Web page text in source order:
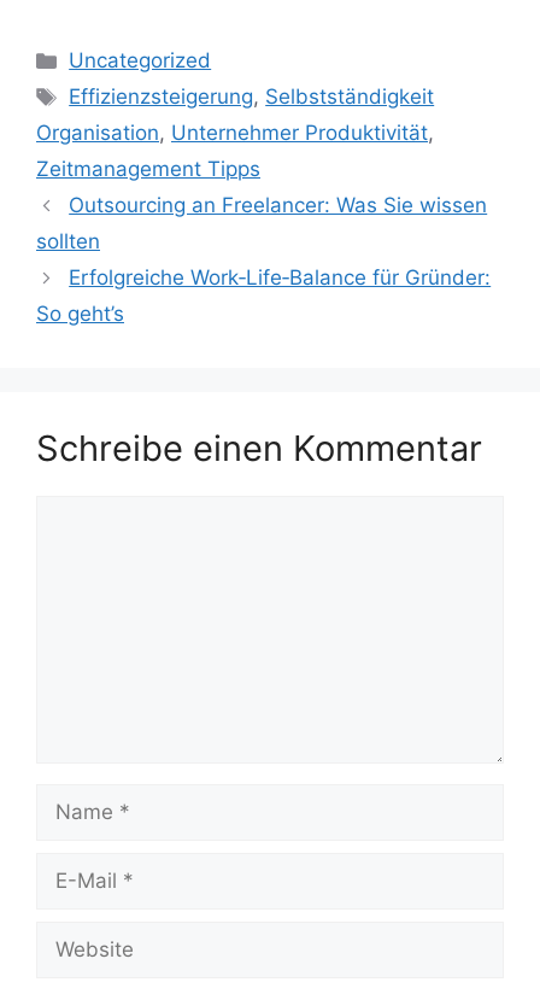
Kategorien
Uncategorized
Schlagwörter
Effizienzsteigerung, Selbstständigkeit
Organisation, Unternehmer Produktivität,
Zeitmanagement Tipps
Outsourcing an Freelancer: Was Sie wissen
sollten
Erfolgreiche Work‑Life‑Balance für Gründer:
So geht’s
Schreibe einen Kommentar
Name
Website